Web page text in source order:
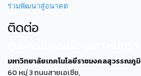
ร่วมพัฒนาสู่อนาคต
ติดต่อ
มหาวิทยาลัยเทคโนโลยีราชมงคลสุวรรณภูมิ
60 หมู่ 3 ถนนสายเอเซีย,